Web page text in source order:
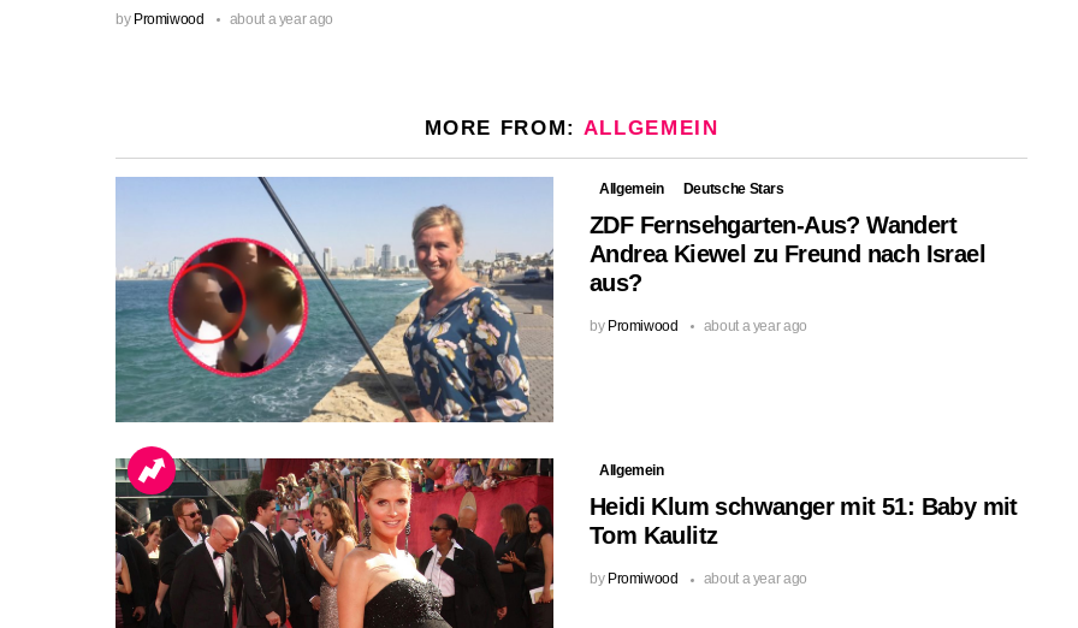
by Promiwood about a year ago
MORE FROM: ALLGEMEIN
Allgemein Deutsche Stars
ZDF Fernsehgarten-Aus? Wandert
Andrea Kiewel zu Freund nach Israel
aus?
by Promiwood about a year ago
Allgemein
Heidi Klum schwanger mit 51: Baby mit
Tom Kaulitz
by Promiwood about a year ago